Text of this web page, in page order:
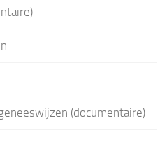
(documentaire)